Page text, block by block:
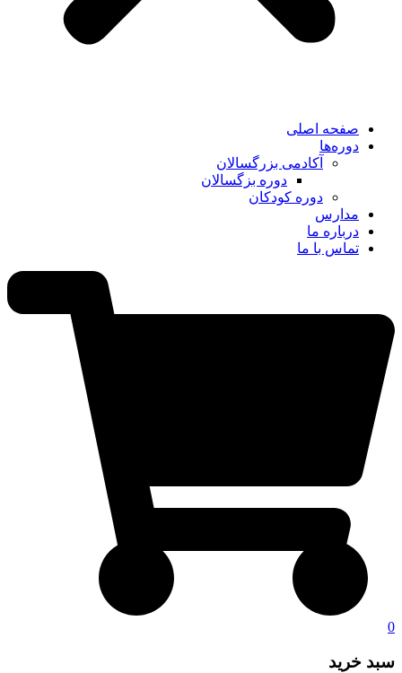
صفحه اصلی
دوره‌ها
آکادمی بزرگسالان
دوره بزگسالان
دوره کودکان
مدارس
درباره ما
تماس با ما
0
سبد خرید